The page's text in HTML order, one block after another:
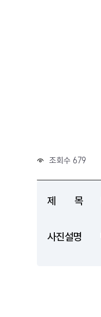
조회수 679
제 목
사진설명